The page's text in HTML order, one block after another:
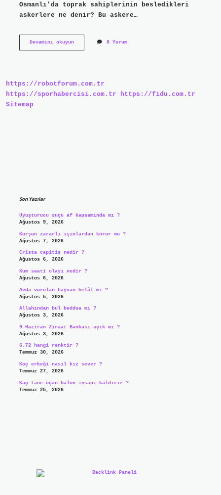
Osmanlı’da toprak sahiplerinin besledikleri
askerlere ne denir? Bu askere…
Devamını okuyunOsmanlıda
Ne
Ad
Verilir
8 Yorum
https://robotforum.com.tr
https://sporhabercisi.com.tr
https://fidu.com.tr
Sitemap
Son Yazılar
Uyuşturucu suçu af kapsamında mı ?
Ağustos 9, 2026
Kurşun zararlı ışınlardan korur mu ?
Ağustos 7, 2026
Crista capitis nedir ?
Ağustos 6, 2026
Kum saati olayı nedir ?
Ağustos 6, 2026
Avda vurulan hayvan helâl mi ?
Ağustos 5, 2026
Allahından bul beddua mı ?
Ağustos 3, 2026
9 Haziran Ziraat Bankası açık mı ?
Ağustos 3, 2026
6.72 hangi renktir ?
Temmuz 30, 2026
Koç erkeği nasıl kız sever ?
Temmuz 27, 2026
Kaç tane uçan balon insanı kaldırır ?
Temmuz 25, 2026